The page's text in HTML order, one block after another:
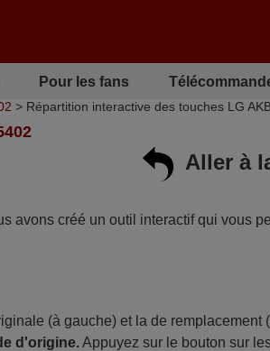
Pour les fans
> Répartition interactive des touches LG
Aller à
avons créé un outil interactif qui vous
(à gauche) et la de remplacement
d'origine.Appuyez sur le bouton sur